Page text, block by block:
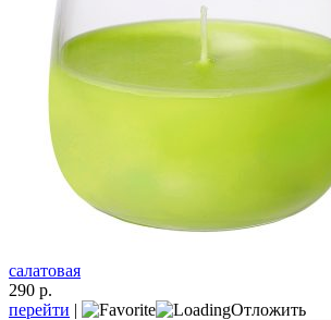
салатовая
290 р.
перейти | Отложить